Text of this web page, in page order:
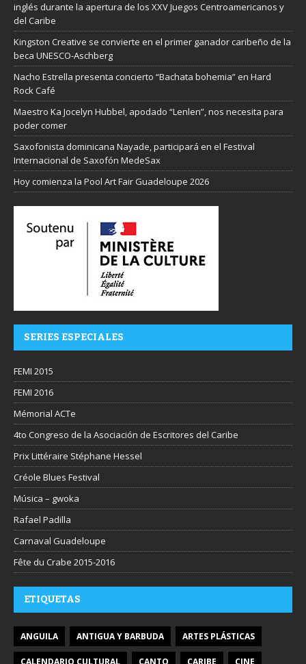
inglés durante la apertura de los XXV Juegos Centroamericanos y
del Caribe
Kingston Creative se convierte en el primer ganador caribeño de la
beca UNESCO-Aschberg
Nacho Estrella presenta concierto “Bachata bohemia” en Hard
Rock Café
Maestro Ka Jocelyn Hubbel, apodado “Lenlen”, nos necesita para
poder comer
Saxofonista dominicana Nayade, participará en el Festival
Internacional de Saxofón MedeSax
Hoy comienza la Pool Art Fair Guadeloupe 2026
SERIES ESPECIALES
FEMI 2015
FEMI 2016
Mémorial ACTe
4to Congreso de la Asociación de Escritores del Caribe
Prix Littéraire Stéphane Hessel
Créole Blues Festival
Música – gwoka
Rafael Padilla
Carnaval Guadeloupe
Fête du Crabe 2015-2016
ETIQUETAS
ANGUILA ANTIGUA Y BARBUDA ARTES PLÁSTICAS
CALENDARIO CULTURAL CANTO CARIBE CINE